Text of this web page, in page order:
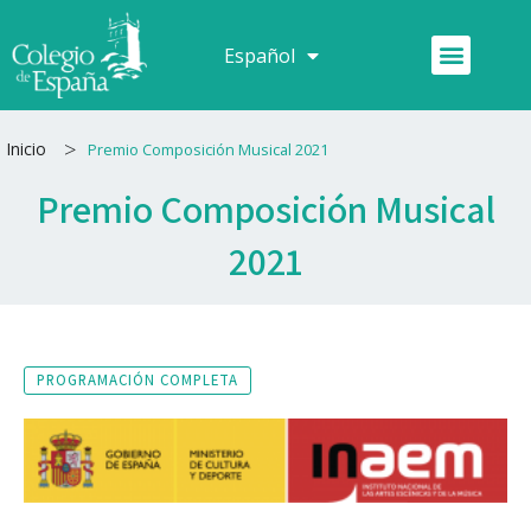
al
contenido
Español
Français Menú
Inicio > Premio Composición Musical 2021
Premio Composición Musical
2021
PROGRAMACIÓN COMPLETA